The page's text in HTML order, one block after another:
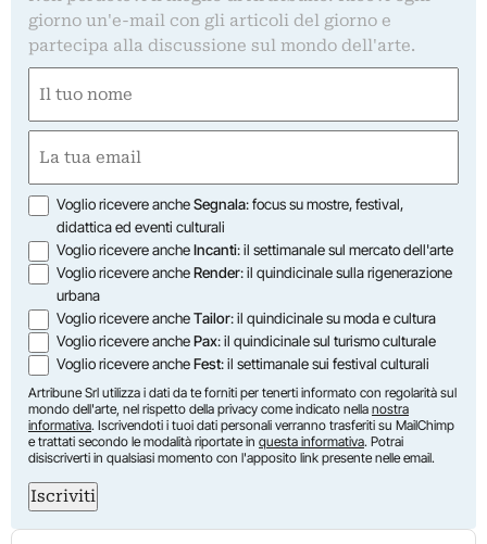
giorno un'e-mail con gli articoli del giorno e
partecipa alla discussione sul mondo dell'arte.
(Required)
First
(Required)
Opzioni
Voglio ricevere ancheSegnala: focus su mostre, festival,
didattica ed eventi culturali
Voglio ricevere ancheIncanti: il settimanale sul mercato dell'arte
Voglio ricevere ancheRender: il quindicinale sulla rigenerazione
urbana
Voglio ricevere ancheTailor: il quindicinale su moda e cultura
Voglio ricevere anchePax: il quindicinale sul turismo culturale
Voglio ricevere ancheFest: il settimanale sui festival culturali
Artribune Srl utilizza i dati da te forniti per tenerti informato con regolarità sul
mondo dell'arte, nel rispetto della privacy come indicato nella nostra
informativa. Iscrivendoti i tuoi dati personali verranno trasferiti su MailChimp
e trattati secondo le modalità riportate in questa informativa. Potrai
disiscriverti in qualsiasi momento con l'apposito link presente nelle email.
Iscriviti